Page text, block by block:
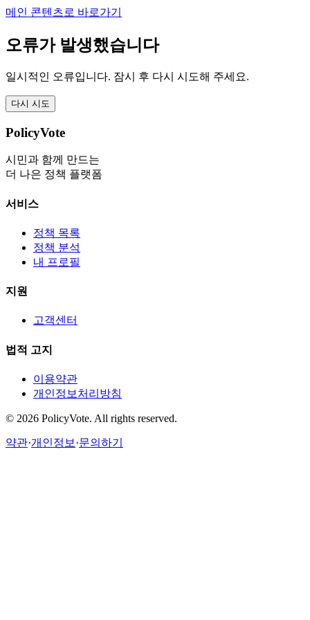
메인 콘텐츠로 바로가기
오류가 발생했습니다
일시적인 오류입니다. 잠시 후 다시 시도해 주세요.
다시 시도
PolicyVote
시민과 함께 만드는
더 나은 정책 플랫폼
서비스
정책 목록
정책 분석
내 프로필
지원
고객센터
법적 고지
이용약관
개인정보처리방침
© 2026 PolicyVote. All rights reserved.
약관·개인정보 ·문의하기